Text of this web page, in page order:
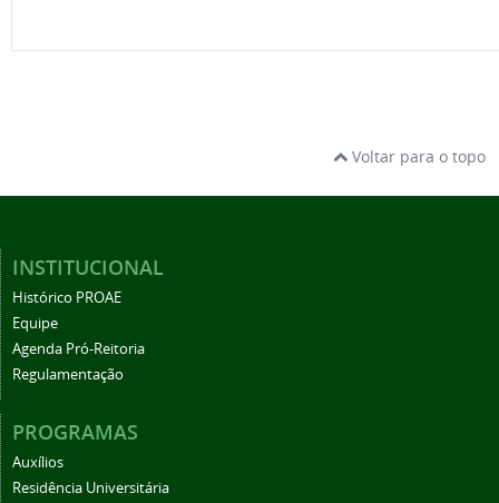
Voltar para o topo
INSTITUCIONAL
Histórico PROAE
Equipe
Agenda Pró-Reitoria
Regulamentação
PROGRAMAS
Auxílios
Residência Universitária